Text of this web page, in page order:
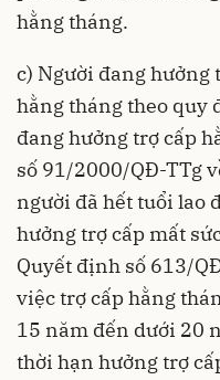
hằng tháng.
c) Người đang hưởng
hằng tháng theo quy
đang hưởng trợ cấp
số 91/2000/QĐ-TTg
người đã hết tuổi lao
hưởng trợ cấp mất
Quyết định số 613/
việc trợ cấp hằng
15 năm đến dưới 20
thời hạn hưởng trợ